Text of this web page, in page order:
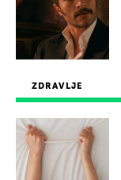
ZDRAVLJE